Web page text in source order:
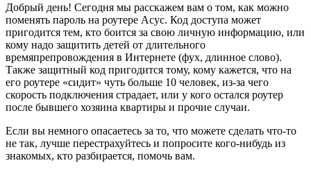
Добрый день! Сегодня мы расскажем вам о том, как можно
поменять пароль на роутере Асус. Код доступа может
пригодится тем, кто боится за свою личную информацию, или
кому надо защитить детей от длительного
времяпрепровождения в Интернете (фух, длинное слово).
Также защитный код пригодится тому, кому кажется, что на
его роутере «сидит» чуть больше 10 человек, из-за чего
скорость подключения страдает, или у кого остался роутер
после бывшего хозяина квартиры и прочие случаи.
Если вы немного опасаетесь за то, что можете сделать что-то
не так, лучше перестрахуйтесь и попросите кого-нибудь из
знакомых, кто разбирается, помочь вам.